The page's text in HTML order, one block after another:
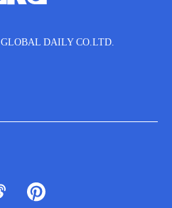
GLOBAL DAILY CO.LTD.